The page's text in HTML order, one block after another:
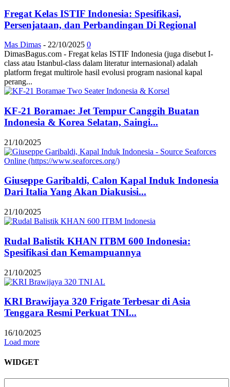
Fregat Kelas ISTIF Indonesia: Spesifikasi,
Persenjataan, dan Perbandingan Di Regional
Mas Dimas - 22/10/2025 0
DimasBagus.com - Fregat kelas ISTIF Indonesia (juga disebut I-
class atau Istanbul-class dalam literatur internasional) adalah
platform fregat multirole hasil evolusi program nasional kapal
perang...
KF-21 Boramae: Jet Tempur Canggih Buatan
Indonesia & Korea Selatan, Saingi...
21/10/2025
Giuseppe Garibaldi, Calon Kapal Induk Indonesia
Dari Italia Yang Akan Diakusisi...
21/10/2025
Rudal Balistik KHAN ITBM 600 Indonesia:
Spesifikasi dan Kemampuannya
21/10/2025
KRI Brawijaya 320 Frigate Terbesar di Asia
Tenggara Resmi Perkuat TNI...
16/10/2025
Load more
WIDGET